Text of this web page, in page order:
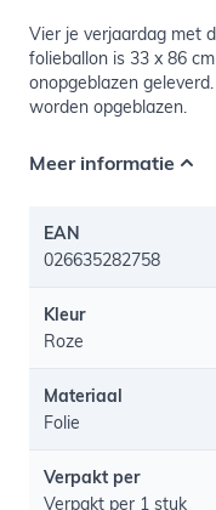
Vier je verjaardag met
folieballon is 33 x 86
onopgeblazen
worden opgeblazen.
Meer informatie
EAN
026635282758
Kleur
Roze
Materiaal
Folie
Verpakt per
Verpakt per 1 stuk